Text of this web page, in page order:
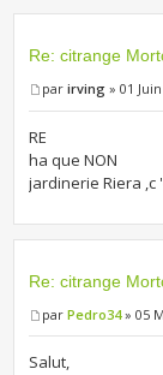
Re: citrange
parirving » 01
RE
ha que NON
jardinerie Riera
Re: citrange
parPedro34» 05
Salut,